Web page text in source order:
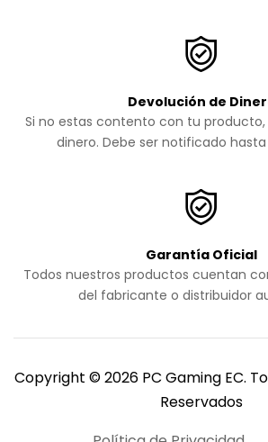
Devolución de
Si no estas contento con tu
dinero. Debe ser notificado
Garantía Oficial
Todos nuestros productos cuentan
del fabricante o distribuidor
Copyright © 2026 PC Gaming EC.
Reservados